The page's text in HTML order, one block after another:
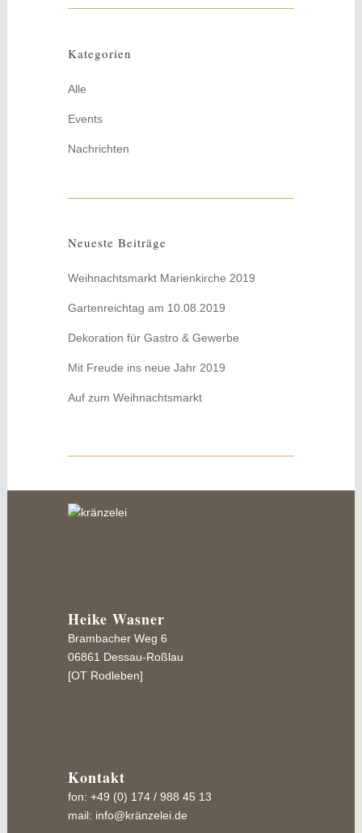
Kategorien
Alle
Events
Nachrichten
Neueste Beiträge
Weihnachtsmarkt Marienkirche 2019
Gartenreichtag am 10.08.2019
Dekoration für Gastro & Gewerbe
Mit Freude ins neue Jahr 2019
Auf zum Weihnachtsmarkt
Heike Wasner
Brambacher Weg 6
06861 Dessau-Roßlau
[OT Rodleben]
Kontakt
fon: +49 (0) 174 / 988 45 13
mail: info@kränzelei.de